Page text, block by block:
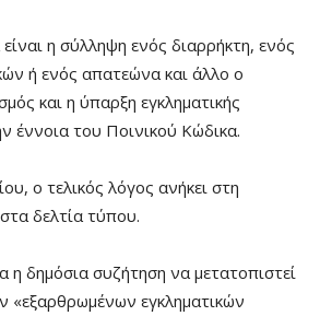
η σύλληψη ενός διαρρήκτη, ενός
ή ενός απατεώνα και άλλο ο
και η ύπαρξη εγκληματικής
έννοια του Ποινικού Κώδικα.
ο τελικός λόγος ανήκει στη
δελτία τύπου.
η δημόσια συζήτηση να μετατοπιστεί
«εξαρθρωμένων εγκληματικών